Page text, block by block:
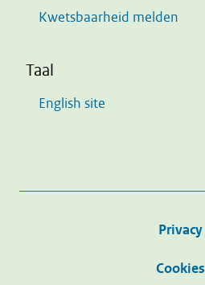
Kwetsbaarheid melden
Taal
English site
Privacy
Cookies